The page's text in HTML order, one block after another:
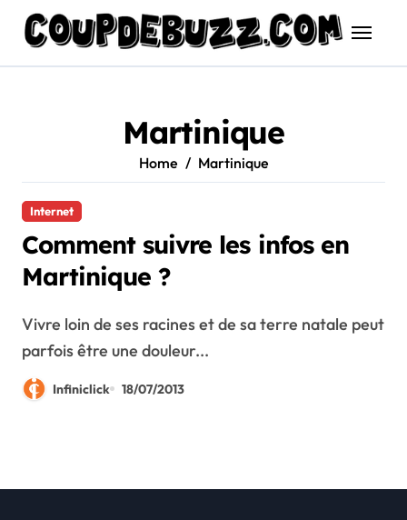
content
Martinique
Home Martinique
Internet
Comment suivre les infos en
Martinique ?
Vivre loin de ses racines et de sa terre natale peut
parfois être une douleur...
Infiniclick 18/07/2013